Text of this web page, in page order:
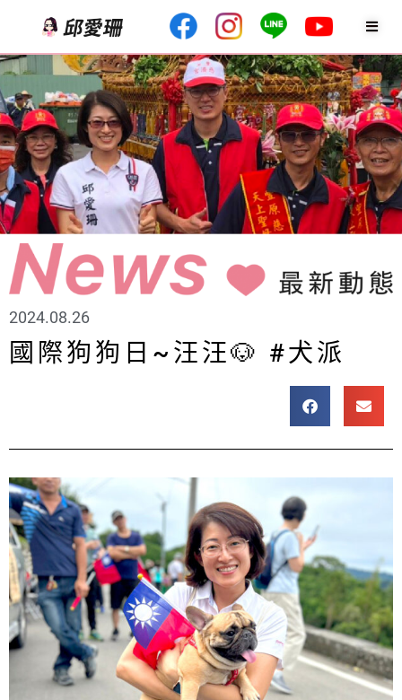
2024.08.26
國際狗狗日~汪汪🐶 #犬派